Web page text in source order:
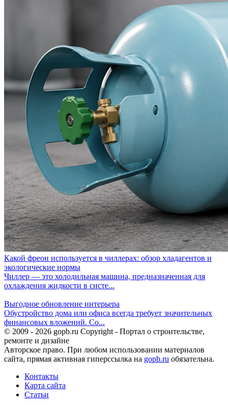
Какой фреон используется в чиллерах: обзор хладагентов и
экологические нормы
Чиллер — это холодильная машина, предназначенная для
охлаждения жидкости в систе...
Выгодное обновление интерьера
Обустройство дома или офиса всегда требует значительных
финансовых вложений. Со...
© 2009 - 2026 gopb.ru Copyright - Портал о строительстве,
ремонте и дизайне
Авторское право. При любом использовании материалов
сайта, прямая активная гиперссылка на gopb.ru обязательна.
Контакты
Карта сайта
Статьи